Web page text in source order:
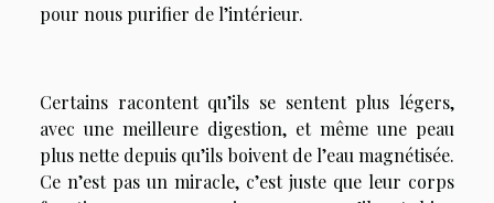
pour nous purifier de l’intérieur.
Certains racontent qu’ils se sentent plus légers,
avec une meilleure digestion, et même une peau
plus nette depuis qu’ils boivent de l’eau magnétisée.
Ce n’est pas un miracle, c’est juste que leur corps